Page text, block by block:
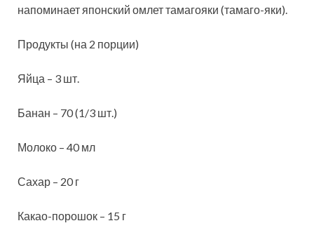
напоминает японский омлет тамагояки (тамаго-яки).
Продукты (на 2 порции)
Яйца – 3 шт.
Банан – 70 (1/3 шт.)
Молоко – 40 мл
Сахар – 20 г
Какао-порошок – 15 г